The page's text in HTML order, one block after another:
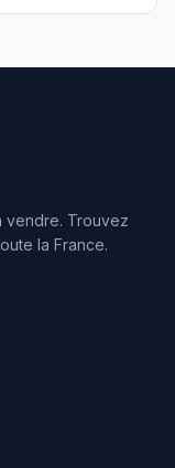
vendre. Trouvez
la France.